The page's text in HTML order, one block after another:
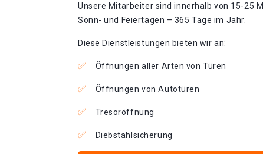
Unsere Mitarbeiter sind innerhalb von 15-25
Sonn- und Feiertagen – 365 Tage im Jahr.
Diese Dienstleistungen bieten wir an:
Öffnungen aller Arten von Türen
Öffnungen von Autotüren
Tresoröffnung
Diebstahlsicherung